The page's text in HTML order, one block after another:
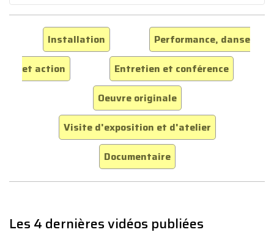
Installation
Performance, danse
et action
Entretien et conférence
Oeuvre originale
Visite d'exposition et d'atelier
Documentaire
Les 4 dernières vidéos publiées